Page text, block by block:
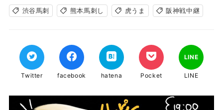
渋谷馬刺 熊本馬刺し 虎うま 阪神戦中継
Twitter facebook hatena Pocket
LINE
LINE